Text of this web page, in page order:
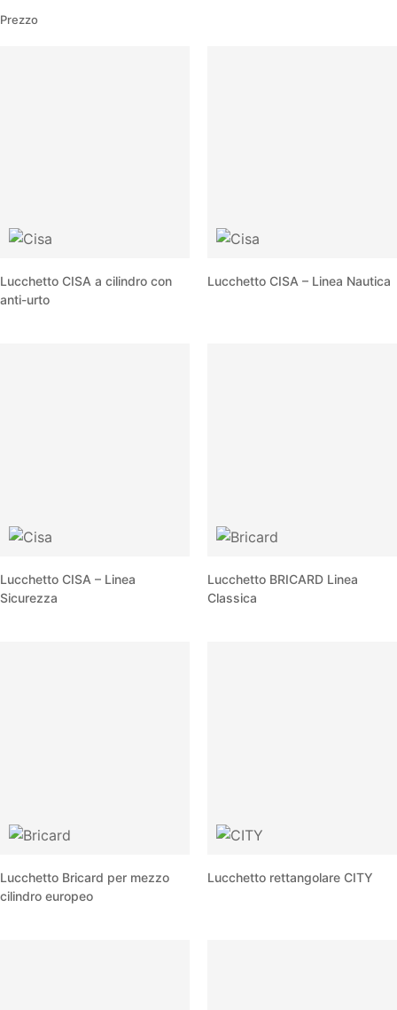
Prezzo
Lucchetto CISA a cilindro con
anti-urto
Lucchetto CISA – Linea Nautica
Lucchetto CISA – Linea
Sicurezza
Lucchetto BRICARD Linea
Classica
Lucchetto Bricard per mezzo
cilindro europeo
Lucchetto rettangolare CITY